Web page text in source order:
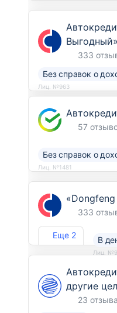
Выгодный»
333
Без справок о
Лиц. №963
57
Без справок о
Лиц. №1481
Еще 2
333
В
Лиц.
другие
23 отзыва